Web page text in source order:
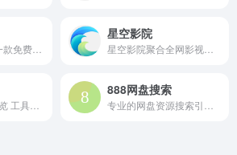
星空影院
888网盘搜索